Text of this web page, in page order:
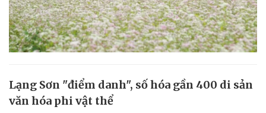
Lạng Sơn "điểm danh", số hóa gần 400 di sản
văn hóa phi vật thể